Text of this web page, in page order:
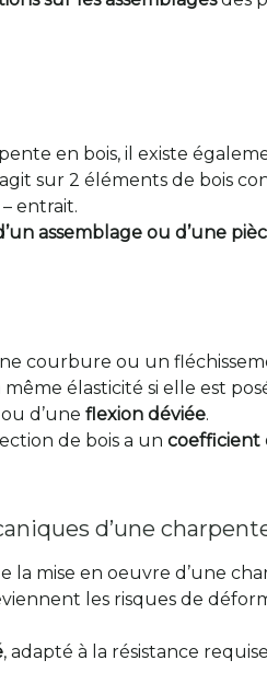
en bois, il existe
sur 2 éléments de bois
entrait.
assemblage ou d’une
courbure ou un
élasticité si elle est
ou d’une flexion déviée.
de bois a un coefficient
d’une
mise en oeuvre d’une
les risques de
, adapté à la résistance